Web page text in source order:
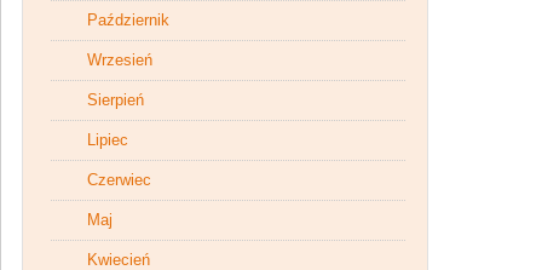
Październik
Wrzesień
Sierpień
Lipiec
Czerwiec
Maj
Kwiecień